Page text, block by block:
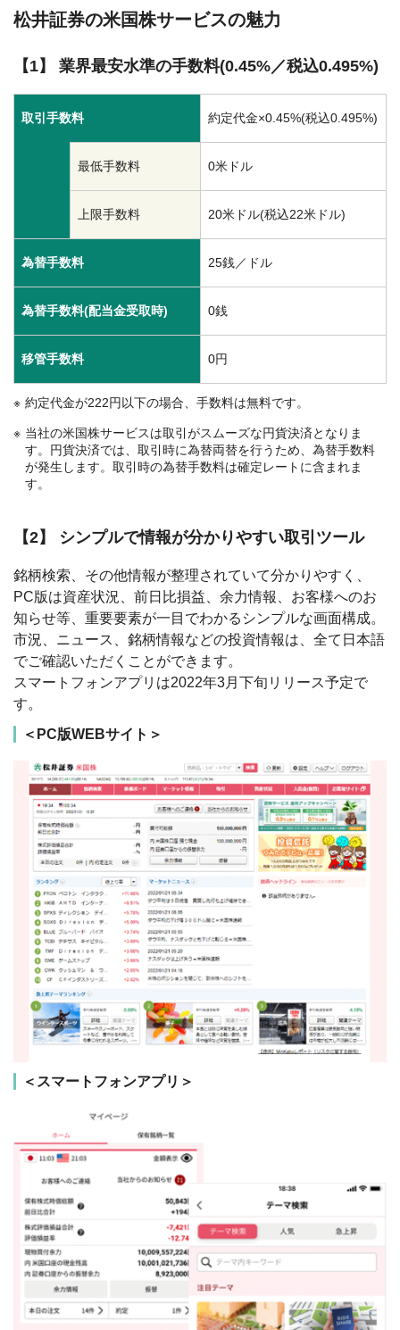
松井証券の米国株サービスの魅力
【1】 業界最安水準の手数料(0.45%／税込0.495%)
取引手数料 約定代金×0.45%(税込0.495%)
最低手数料 0米ドル
上限手数料 20米ドル(税込22米ドル)
為替手数料 25銭／ドル
為替手数料(配当金受取時) 0銭
移管手数料 0円
約定代金が222円以下の場合、手数料は無料です。
当社の米国株サービスは取引がスムーズな円貨決済となりま
す。円貨決済では、取引時に為替両替を行うため、為替手数料
が発生します。取引時の為替手数料は確定レートに含まれま
す。
【2】 シンプルで情報が分かりやすい取引ツール
銘柄検索、その他情報が整理されていて分かりやすく、
PC版は資産状況、前日比損益、余力情報、お客様へのお
知らせ等、重要要素が一目でわかるシンプルな画面構成。
市況、ニュース、銘柄情報などの投資情報は、全て日本語
でご確認いただくことができます。
スマートフォンアプリは2022年3月下旬リリース予定で
す。
＜PC版WEBサイト＞
＜スマートフォンアプリ＞